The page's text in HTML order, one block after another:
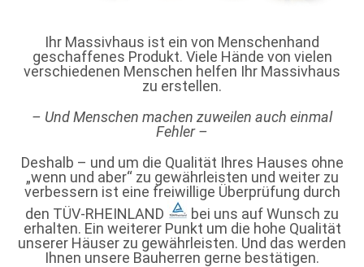
Ihr Massivhaus ist ein von Menschenhand
geschaffenes Produkt. Viele Hände von vielen
verschiedenen Menschen helfen Ihr Massivhaus
zu erstellen.
– Und Menschen machen zuweilen auch einmal
Fehler –
Deshalb – und um die Qualität Ihres Hauses ohne
„wenn und aber“ zu gewährleisten und weiter zu
verbessern ist eine freiwillige Überprüfung durch
den TÜV-RHEINLAND
bei uns auf Wunsch zu
erhalten. Ein weiterer Punkt um die hohe Qualität
unserer Häuser zu gewährleisten. Und das werden
Ihnen unsere Bauherren gerne bestätigen.